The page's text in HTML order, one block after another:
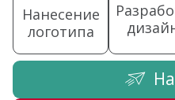
Нанесение
логотипа